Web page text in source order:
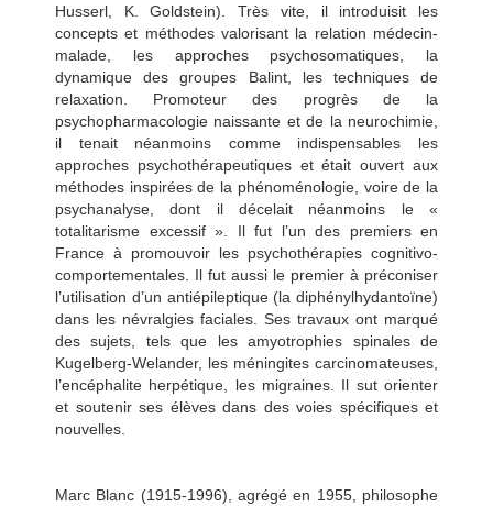
Husserl, K. Goldstein). Très vite, il introduisit les
concepts et méthodes valorisant la relation médecin-
malade, les approches psychosomatiques, la
dynamique des groupes Balint, les techniques de
relaxation. Promoteur des progrès de la
psychopharmacologie naissante et de la neurochimie,
il tenait néanmoins comme indispensables les
approches psychothérapeutiques et était ouvert aux
méthodes inspirées de la phénoménologie, voire de la
psychanalyse, dont il décelait néanmoins le «
totalitarisme excessif ». Il fut l’un des premiers en
France à promouvoir les psychothérapies cognitivo-
comportementales. Il fut aussi le premier à préconiser
l’utilisation d’un antiépileptique (la diphénylhydantoïne)
dans les névralgies faciales. Ses travaux ont marqué
des sujets, tels que les amyotrophies spinales de
Kugelberg-Welander, les méningites carcinomateuses,
l’encéphalite herpétique, les migraines. Il sut orienter
et soutenir ses élèves dans des voies spécifiques et
nouvelles.
Marc Blanc (1915-1996), agrégé en 1955, philosophe